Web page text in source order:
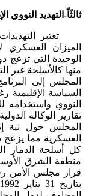
ثالثًاً-التهديد النووي
تعتبر التهديدات
الميزان العسكري
الوحيدة التي تزعج
المجلس إلى
السياسة الإقليمية
النووي
المجلس حول نية
العسكرية مما يزعج
كل أسلحة الدمار
منطقة الشرق